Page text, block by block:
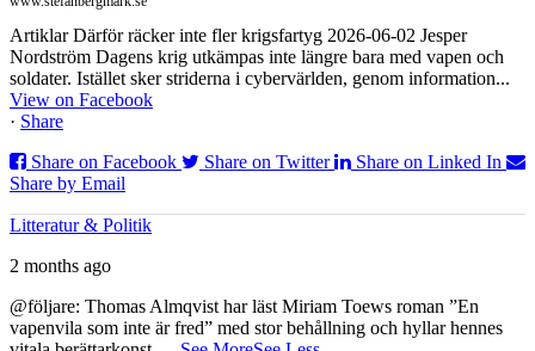
Artiklar Därför räcker inte fler krigsfartyg 2026-06-02 Jesper
Nordström Dagens krig utkämpas inte längre bara med vapen och
soldater. Istället sker striderna i cybervärlden, genom information...
View on Facebook
· Share
Share on Facebook
Share on Twitter
Share on Linked In
Share by Email
Litteratur & Politik
2 months ago
@följare: Thomas Almqvist har läst Miriam Toews roman ”En
vapenvila som inte är fred” med stor behållning och hyllar hennes